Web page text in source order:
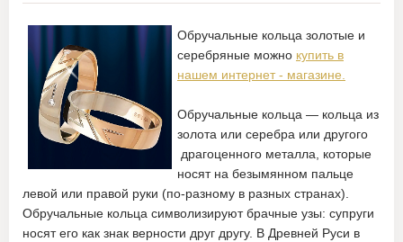
Обручальные кольца золотые и
серебряные можно купить в
нашем интернет - магазине.
Обручальные кольца — кольца из
золота или серебра или другого
драгоценного металла, которые
носят на безымянном пальце
левой или правой руки (по-разному в разных странах).
Обручальные кольца символизируют брачные узы: супруги
носят его как знак верности друг другу. В Древней Руси в